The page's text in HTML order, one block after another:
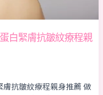
白緊膚抗皺紋療程親
抗皺紋療程親身推薦 做